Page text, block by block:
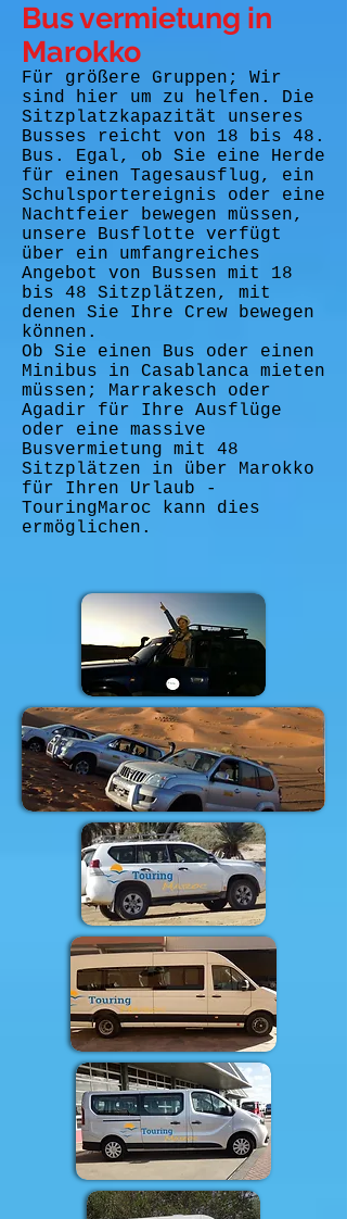
Bus vermietung in
Marokko
Für größere Gruppen; Wir
sind hier um zu helfen. Die
Sitzplatzkapazität unseres
Busses reicht von 18 bis 48.
Bus. Egal, ob Sie eine Herde
für einen Tagesausflug, ein
Schulsportereignis oder eine
Nachtfeier bewegen müssen,
unsere Busflotte verfügt
über ein umfangreiches
Angebot von Bussen mit 18
bis 48 Sitzplätzen, mit
denen Sie Ihre Crew bewegen
können.
Ob Sie einen Bus oder einen
Minibus in Casablanca mieten
müssen; Marrakesch oder
Agadir für Ihre Ausflüge
oder eine massive
Busvermietung mit 48
Sitzplätzen in über Marokko
für Ihren Urlaub -
TouringMaroc kann dies
ermöglichen.